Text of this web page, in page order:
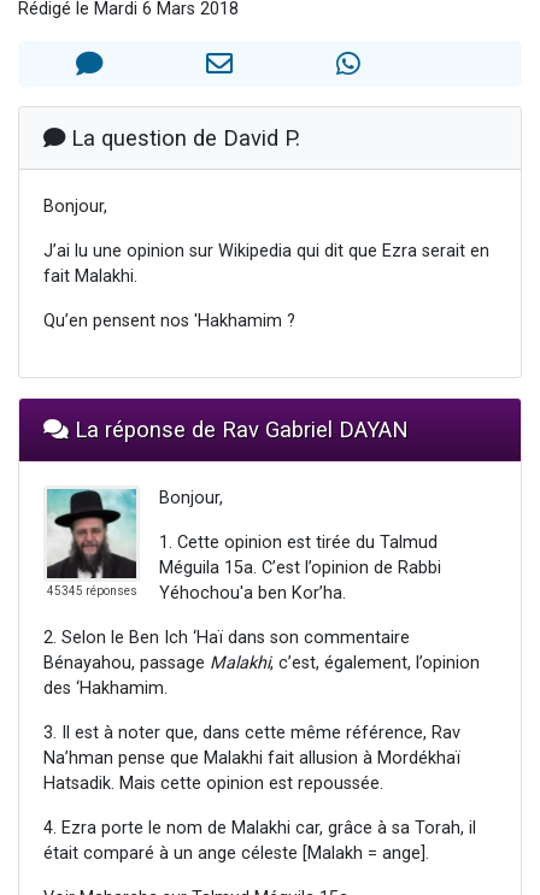
30 personnes viennent de faire un don pour Sauvez la jambe de Yohan
12 nouvelles musiques dans Torah-Box Music
29 personnes viennent de demander une bénédiction
Rédigé le Mardi 6 Mars 2018
La question de David P.
Bonjour,
J’ai lu une opinion sur Wikipedia qui dit que Ezra serait en
fait Malakhi.
Qu’en pensent nos 'Hakhamim ?
La réponse de Rav Gabriel DAYAN
45345 réponses
Bonjour,
1. Cette opinion est tirée du Talmud
Méguila 15a. C’est l’opinion de Rabbi
Yéhochou'a ben Kor’ha.
2. Selon le Ben Ich ‘Haï dans son commentaire
Bénayahou, passage Malakhi, c’est, également, l’opinion
des ‘Hakhamim.
3. Il est à noter que, dans cette même référence, Rav
Na’hman pense que Malakhi fait allusion à Mordékhaï
Hatsadik. Mais cette opinion est repoussée.
4. Ezra porte le nom de Malakhi car, grâce à sa Torah, il
était comparé à un ange céleste [Malakh = ange].